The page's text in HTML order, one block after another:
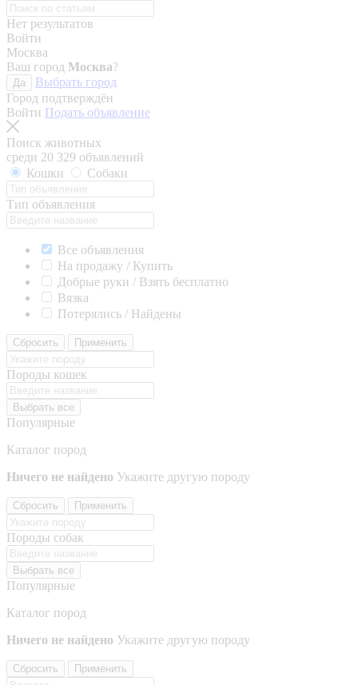
Нет результатов
Войти
Москва
Ваш город Москва?
Да
Выбрать город
Город подтверждён
Войти Подать объявление
Поиск животных
среди 20 329 объявлений
Кошки
Собаки
Тип объявления
Все объявления
На продажу / Купить
Добрые руки / Взять бесплатно
Вязка
Потерялись / Найдены
Сбросить Применить
Породы кошек
Выбрать все
Популярные
Каталог пород
Ничего не найдено Укажите другую породу
Сбросить Применить
Породы собак
Выбрать все
Популярные
Каталог пород
Ничего не найдено Укажите другую породу
Сбросить Применить